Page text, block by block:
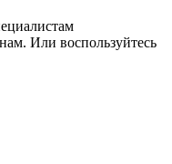
Или воспользуйтесь